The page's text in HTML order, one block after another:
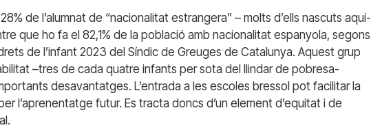
de l’alumnat de “nacionalitat estrangera” – molts d’ells nascuts aquí-
que ho fa el 82,1% de la població amb nacionalitat espanyola, segons
de l’infant 2023 del Síndic de Greuges de Catalunya. Aquest grup
–tres de cada quatre infants per sota del llindar de pobresa-
desavantatges. L’entrada a les escoles bressol pot facilitar la
l’aprenentatge futur. Es tracta doncs d’un element d’equitat i de